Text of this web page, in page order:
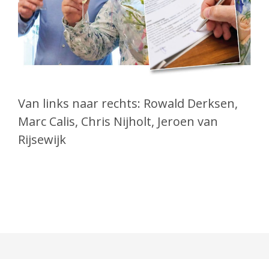
Van links naar rechts: Rowald Derksen,
Marc Calis, Chris Nijholt, Jeroen van
Rijsewijk